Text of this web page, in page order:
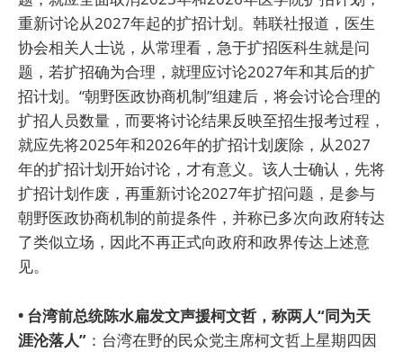
重新讨论从2027年起的扩招计划。韩联社报道，医生
协会相关人士说，从常理看，急于扩招医科生就是问
题，若扩招确为合理，就理应讨论2027年和其后的扩
招计划。“朝野医政协商机制”组建后，将会讨论合理的
扩招人员数量，而要将讨论结果反映至招生报考过程，
就应先将2025年和2026年的扩招计划废除，从2027
年的扩招计划开始讨论，才有意义。该人士确认，先将
扩招计划作废，再重新讨论2027年扩招问题，是参与
朝野医政协商机制的前提条件，并称已多次向政府转达
了类似立场，因此不再正式向政府和政界传达上述意
见。
• 台湾前总统陈水扁发文声援柯文哲，称两人“同为天
涯沦落人” ：台湾在野的民众党主席柯文哲上星期四因